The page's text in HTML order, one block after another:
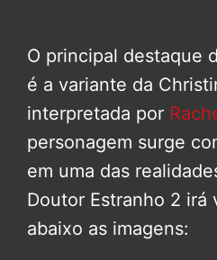
O principal destaque
é a variante da
interpretada por
personagem surge
em uma das
Doutor Estranho 2 irá
abaixo as imagens: